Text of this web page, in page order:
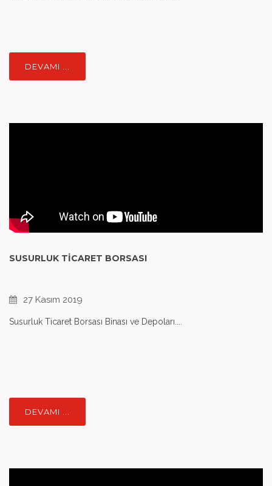
DEVAMI ...
SUSURLUK TICARET BORSASI
27 Kasım 2019
Susurluk Ticaret Borsası Binası ve Depoları....
DEVAMI ...